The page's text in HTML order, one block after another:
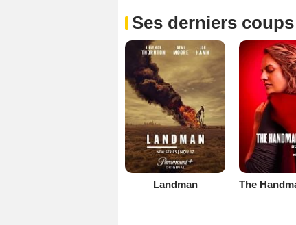
Ses derniers
Landman